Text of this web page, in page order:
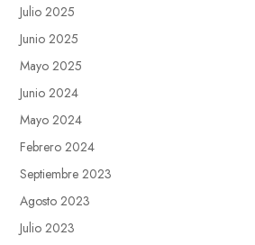
Julio 2025
Junio 2025
Mayo 2025
Junio 2024
Mayo 2024
Febrero 2024
Septiembre 2023
Agosto 2023
Julio 2023